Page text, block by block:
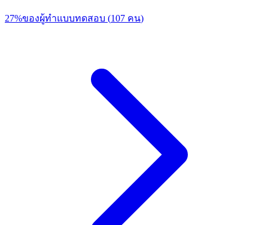
27%ของผู้ทำแบบทดสอบ (107 คน)